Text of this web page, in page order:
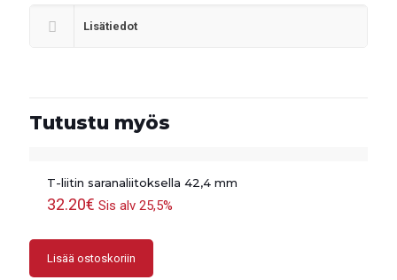
Lisätiedot
Tutustu myös
T-liitin saranaliitoksella 42,4 mm
32.20€ Sis alv 25,5%
Lisää ostoskoriin